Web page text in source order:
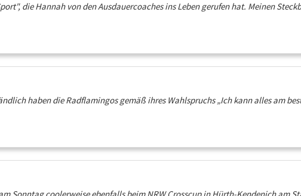
die Hannah von den Ausdauercoaches ins Leben gerufen hat. Meinen
haben die Radflamingos gemäß ihres Wahlspruchs „Ich kann alles am